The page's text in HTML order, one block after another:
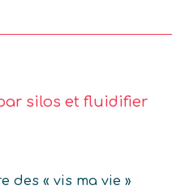
silos et fluidifier
des « vis ma vie »